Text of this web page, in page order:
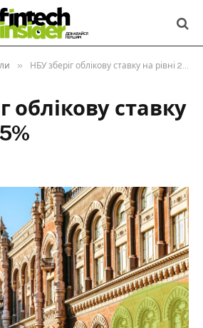
» НБУ зберіг облікову ставку на рівні 25%
облікову ставку